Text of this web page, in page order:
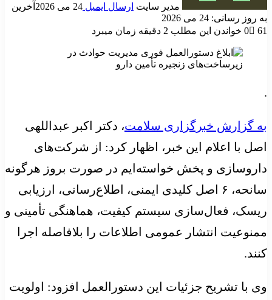
مدیر سایت ارسال ایمیل 24 می 2026
آخرین
به روز رسانی: 24 می 2026
0
61 خواندن این مطلب 2 دقیقه زمان میبرد
.
به گزارش خبرگزاری سلامت، دکتر اکبر عبداللهی
اصل با اعلام این خبر، اظهار کرد: از شرکت‌های
داروسازی و پخش خواسته‌ایم در صورت بروز هرگونه
سانحه، ۶ اصل کلیدی ایمنی، اطلاع‌رسانی، ارزیابی
ریسک، فعال‌سازی سیستم کیفیت، هماهنگی تأمینی و
ممنوعیت انتشار عمومی اطلاعات را بلافاصله اجرا
کنند.
وی با تشریح جزئیات این دستورالعمل افزود: اولویت